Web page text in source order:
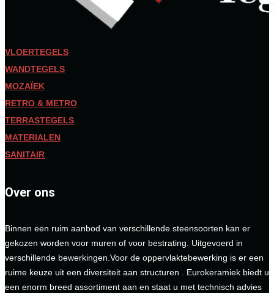
VLOERTEGELS
WANDTEGELS
MOZAÏEK
RETRO & METRO
TERRASTEGELS
MATERIALEN
SANITAIR
Over ons
Binnen een ruim aanbod van verschillende steensoorten kan er
gekozen worden voor muren of voor bestrating. Uitgevoerd in
verschillende bewerkingen.Voor de oppervlaktebewerking is er een
ruime keuze uit een diversiteit aan structuren . Eurokeramiek biedt u
een enorm breed assortiment aan en staat u met technisch advies